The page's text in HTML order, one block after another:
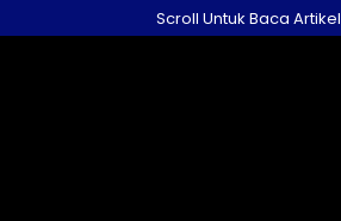
to
Scroll Untuk Baca Artikel